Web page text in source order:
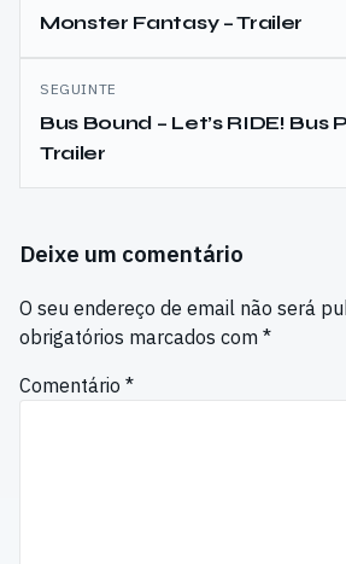
de
artigos
Monster Fantasy – Trailer
SEGUINTE
Bus Bound – Let’s RIDE! Bus
Trailer
Deixe um comentário
O seu endereço de email não será
obrigatórios marcados com *
Comentário *